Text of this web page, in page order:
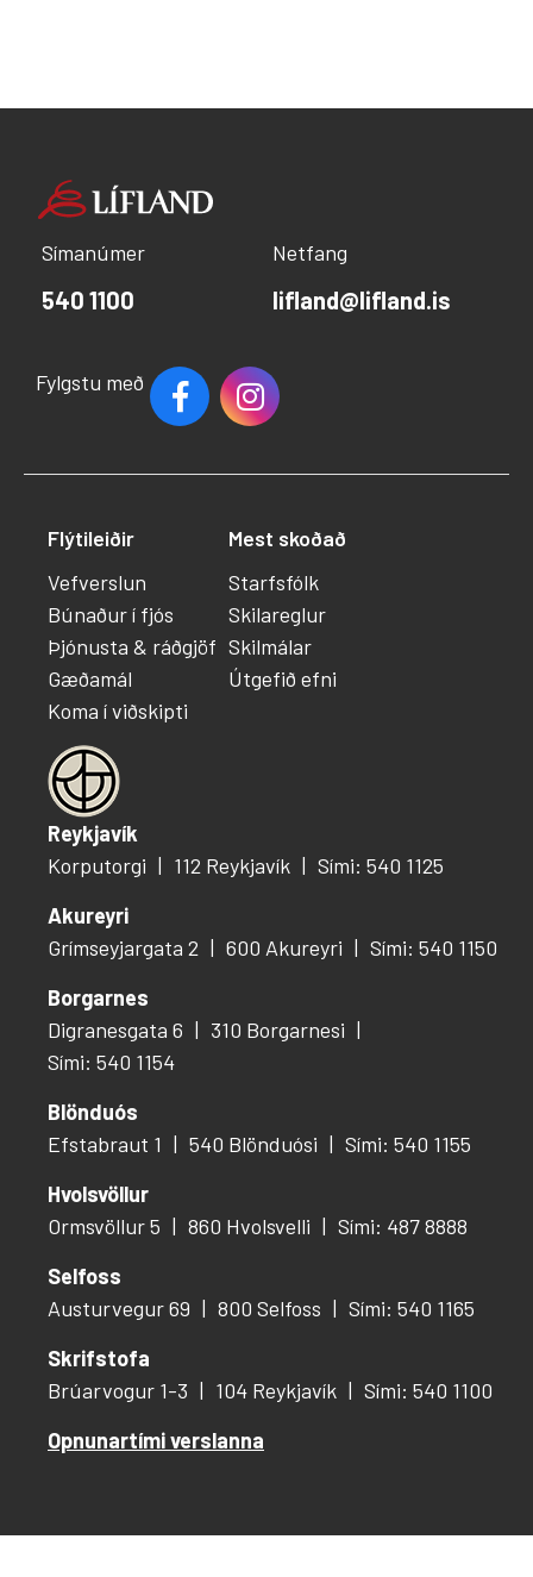
Símanúmer
540 1100
Netfang
lifland@lifland.is
Fylgstu með
Reykjavík
Korputorgi
112 Reykjavík
Sími: 540 1125
Akureyri
Grímseyjargata 2
600 Akureyri
Sími: 540 1150
Borgarnes
Digranesgata 6
310 Borgarnesi
Sími: 540 1154
Blönduós
Efstabraut 1
540 Blönduósi
Sími: 540 1155
Hvolsvöllur
Ormsvöllur 5
860 Hvolsvelli
Sími: 487 8888
Selfoss
Austurvegur 69
800 Selfoss
Sími: 540 1165
Skrifstofa
Brúarvogur 1-3
104 Reykjavík
Sími: 540 1100
Opnunartími verslanna
Flýtileiðir
Vefverslun
Búnaður í fjós
Þjónusta & ráðgjöf
Gæðamál
Koma í viðskipti
Mest skoðað
Starfsfólk
Skilareglur
Skilmálar
Útgefið efni